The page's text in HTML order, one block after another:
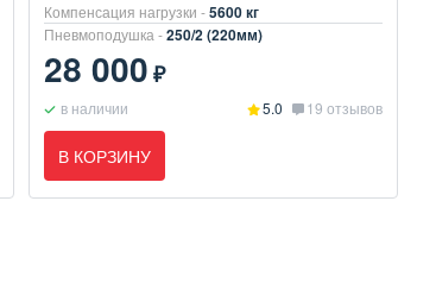
Компенсация нагрузки -5600 кг
Пневмоподушка -250/2 (220мм)
28 000₽
в наличии 5.0 19 отзывов
В КОРЗИНУ